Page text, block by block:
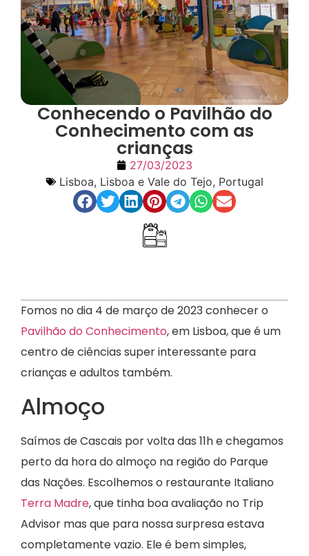
Conhecendo o Pavilhão do
Conhecimento com as
crianças
27/03/2023
Lisboa, Lisboa e Vale do Tejo, Portugal
Fomos no dia 4 de março de 2023 conhecer o
Pavilhão do Conhecimento, em Lisboa, que é um
centro de ciências super interessante para
crianças e adultos também.
Almoço
Saímos de Cascais por volta das 11h e chegamos
perto da hora do almoço na região do Parque
das Nações. Escolhemos o restaurante Italiano
Terra Madre, que tinha boa avaliação no Trip
Advisor mas que para nossa surpresa estava
completamente vazio. Ele é bem simples,